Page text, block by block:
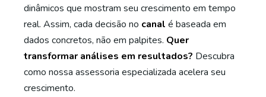
dinâmicos que mostram seu crescimento em tempo
real. Assim, cada decisão no canal é baseada em
dados concretos, não em palpites. Quer
transformar análises em resultados? Descubra
como nossa assessoria especializada acelera seu
crescimento.